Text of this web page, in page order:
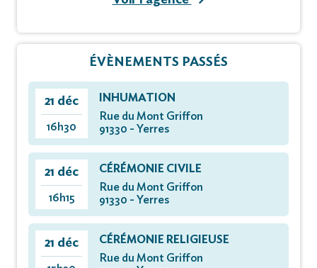
ÉVÈNEMENTS PASSÉS
21 déc
16h30
INHUMATION
Rue du Mont Griffon
91330 - Yerres
21 déc
16h15
CÉRÉMONIE CIVILE
Rue du Mont Griffon
91330 - Yerres
21 déc
CÉRÉMONIE RELIGIEUSE
Rue du Mont Griffon